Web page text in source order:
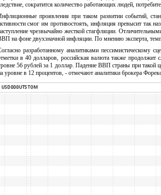
сократится количество работающих людей,
проявления при таком развитии событий,
смог им противостоять, инфляция превысит так
чрезвычайно жесткой стагфляции.
на фоне двухзначной инфляции. По мнению эксперта,
разработанному аналитиками
в 40 долларов, российская валюта также продолжит
56 рублей за 1 доллар. Падение ВВП страны при такой
уровне в 12 процентов, - отмечают аналитики брокера